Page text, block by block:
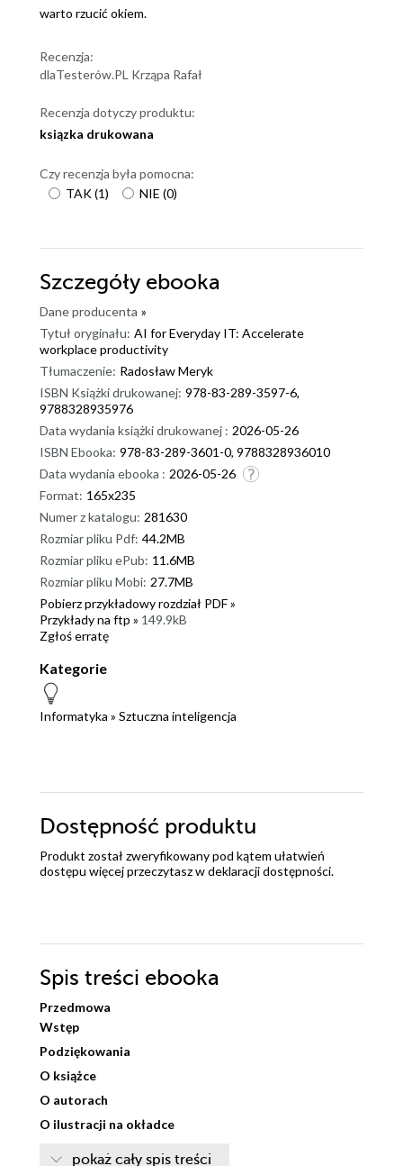
warto rzucić okiem.
Recenzja:
dlaTesterów.PL Krząpa Rafał
Recenzja dotyczy produktu:
ksiązka drukowana
Czy recenzja była pomocna:
TAK(1) NIE (0)
Szczegóły ebooka
Dane producenta »
Tytuł oryginału: AI for Everyday IT: Accelerate
workplace productivity
Tłumaczenie: Radosław Meryk
ISBN Książki drukowanej: 978-83-289-3597-6,
9788328935976
Data wydania książki drukowanej : 2026-05-26
ISBN Ebooka: 978-83-289-3601-0, 9788328936010
Data wydania ebooka : 2026-05-26
Format: 165x235
Numer z katalogu: 281630
Rozmiar pliku Pdf: 44.2MB
Rozmiar pliku ePub: 11.6MB
Rozmiar pliku Mobi: 27.7MB
Pobierz przykładowy rozdział PDF »
Przykłady na ftp » 149.9kB
Zgłoś erratę
Kategorie
Informatyka » Sztuczna inteligencja
Dostępność produktu
Produkt został zweryfikowany pod kątem ułatwień
dostępu więcej przeczytasz wdeklaracji dostępności.
Spis treści ebooka
Przedmowa
Wstęp
Podziękowania
O książce
O autorach
O ilustracji na okładce
pokaż cały spis treści